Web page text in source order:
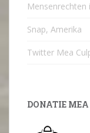
Mensenrechten
Snap, Amerika
Twitter Mea
DONATIE